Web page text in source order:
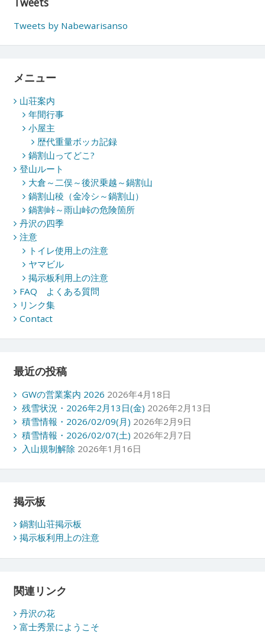
Tweets by Nabewarisanso
メニュー
山荘案内
年間行事
小屋主
歴代重量ボッカ記録
鍋割山ってどこ?
登山ルート
大倉～二俣～後沢乗越～鍋割山
鍋割山稜（金冷シ～鍋割山）
鍋割峠～雨山峠の危険箇所
丹沢の四季
注意
トイレ使用上の注意
ヤマビル
掲示板利用上の注意
FAQ よくある質問
リンク集
Contact
最近の投稿
GWの営業案内 2026 2026年4月18日
残雪状況・2026年2月13日(金) 2026年2月13日
積雪情報・2026/02/09(月) 2026年2月9日
積雪情報・2026/02/07(土) 2026年2月7日
入山規制解除 2026年1月16日
掲示板
鍋割山荘掲示板
掲示板利用上の注意
関連リンク
丹沢の花
富士秀景にようこそ